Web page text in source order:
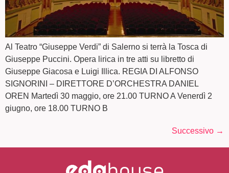
Al Teatro “Giuseppe Verdi” di Salerno si terrà la Tosca di
Giuseppe Puccini. Opera lirica in tre atti su libretto di
Giuseppe Giacosa e Luigi Illica. REGIA DI ALFONSO
SIGNORINI – DIRETTORE D’ORCHESTRA DANIEL
OREN Martedì 30 maggio, ore 21.00 TURNO A Venerdì 2
giugno, ore 18.00 TURNO B
Successivo →